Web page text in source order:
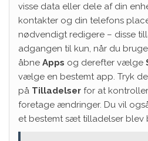
visse data eller dele af din
kontakter og din telefons
nødvendigt redigere – disse
adgangen til kun, når du
åbne Apps og derefter vælge
vælge en bestemt app. Tryk
på Tilladelser for at
foretage ændringer. Du vil
et bestemt sæt tilladelser blev